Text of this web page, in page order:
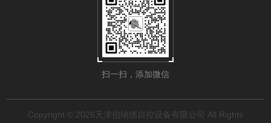
扫一扫，添加微信
Copyright © 2026天津伯纳德自控设备有限公司 All Rights